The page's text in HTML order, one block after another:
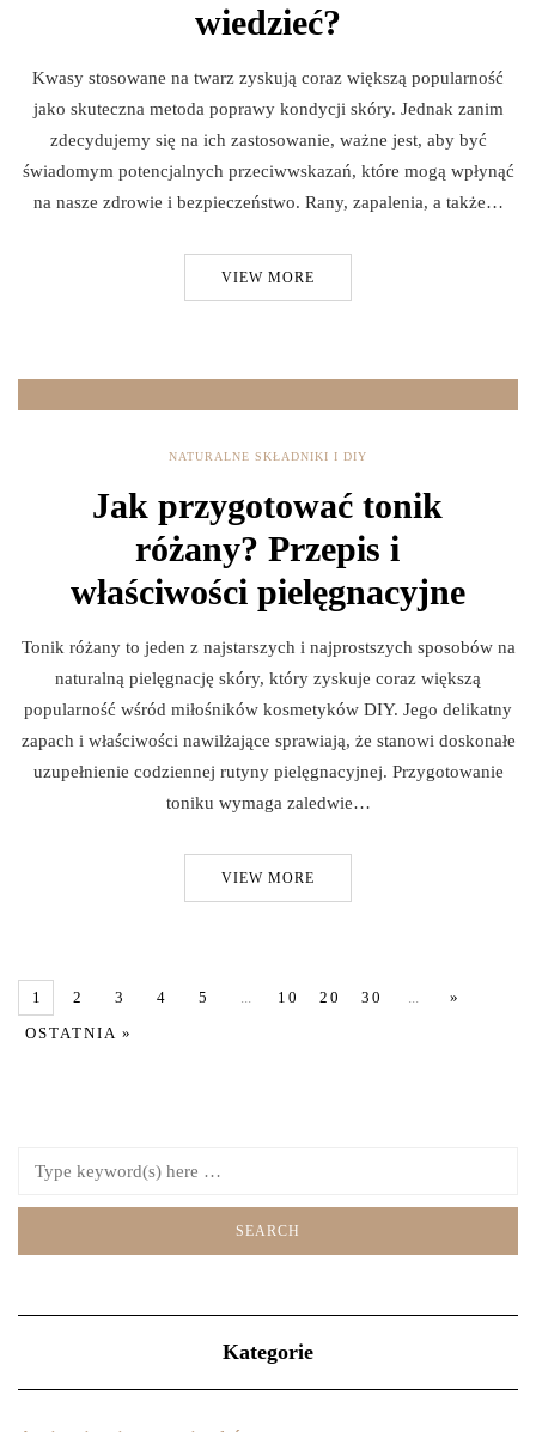
wiedzieć?
Kwasy stosowane na twarz zyskują coraz większą popularność
jako skuteczna metoda poprawy kondycji skóry. Jednak zanim
zdecydujemy się na ich zastosowanie, ważne jest, aby być
świadomym potencjalnych przeciwwskazań, które mogą wpłynąć
na nasze zdrowie i bezpieczeństwo. Rany, zapalenia, a także…
VIEW MORE
NATURALNE SKŁADNIKI I DIY
Jak przygotować tonik
różany? Przepis i
właściwości pielęgnacyjne
Tonik różany to jeden z najstarszych i najprostszych sposobów na
naturalną pielęgnację skóry, który zyskuje coraz większą
popularność wśród miłośników kosmetyków DIY. Jego delikatny
zapach i właściwości nawilżające sprawiają, że stanowi doskonałe
uzupełnienie codziennej rutyny pielęgnacyjnej. Przygotowanie
toniku wymaga zaledwie…
VIEW MORE
1 2 3 4 5 10 20 30
»
OSTATNIA »
Kategorie